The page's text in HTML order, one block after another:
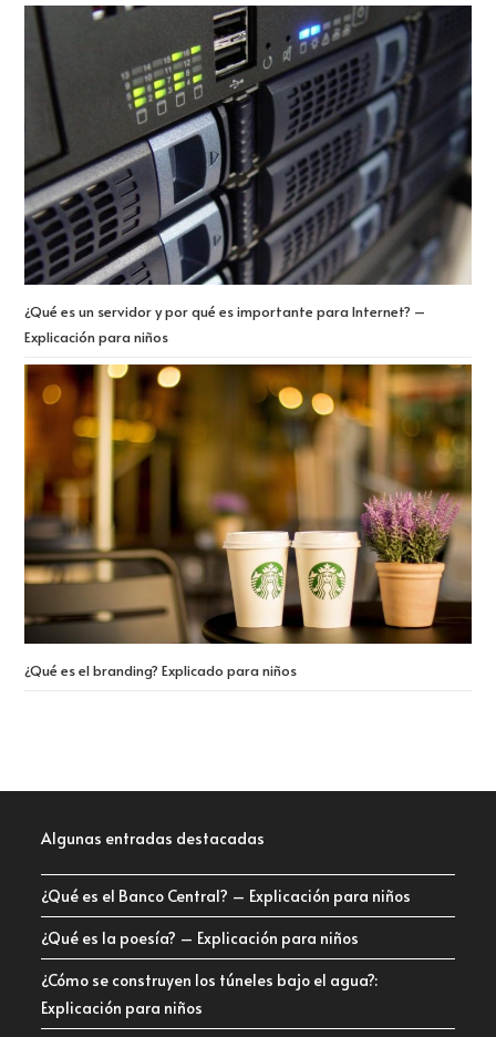
¿Qué es un servidor y por qué es importante para Internet? –
Explicación para niños
¿Qué es el branding? Explicado para niños
Algunas entradas destacadas
¿Qué es el Banco Central? – Explicación para niños
¿Qué es la poesía? – Explicación para niños
¿Cómo se construyen los túneles bajo el agua?:
Explicación para niños